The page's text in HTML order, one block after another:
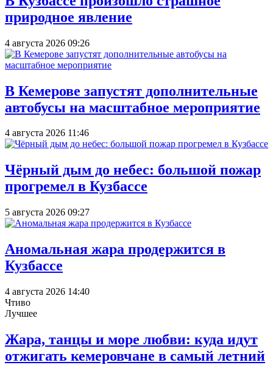
природное явление
4 августа 2026 09:26
В Кемерове запустят дополнительные
автобусы на масштабное мероприятие
4 августа 2026 11:46
Чёрный дым до небес: большой пожар
прогремел в Кузбассе
5 августа 2026 09:27
Аномальная жара продержится в
Кузбассе
4 августа 2026 14:40
Чтиво
Лучшее
Жара, танцы и море любви: куда идут
отжигать кемеровчане в самый летний